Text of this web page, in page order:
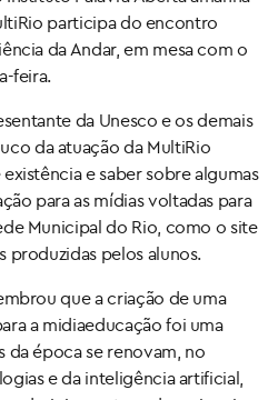
participa do encontro
da Andar, em mesa com o
feira.
da Unesco e os demais
da atuação da MultiRio
e saber sobre algumas
para as mídias voltadas para
Municipal do Rio, como o site
produzidas pelos alunos.
que a criação de uma
a midiaeducação foi uma
da época se renovam, no
e da inteligência artificial,